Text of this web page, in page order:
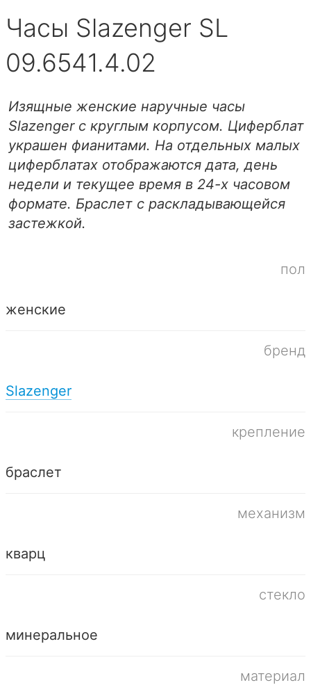
Часы Slazenger SL
09.6541.4.02
Изящные женские наручные часы
Slazenger с круглым корпусом. Циферблат
украшен фианитами. На отдельных малых
циферблатах отображаются дата, день
недели и текущее время в 24-х часовом
формате. Браслет с раскладывающейся
застежкой.
пол
женские
бренд
Slazenger
крепление
браслет
механизм
кварц
стекло
минеральное
материал